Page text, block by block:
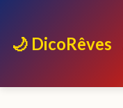
🌙 DicoRêves